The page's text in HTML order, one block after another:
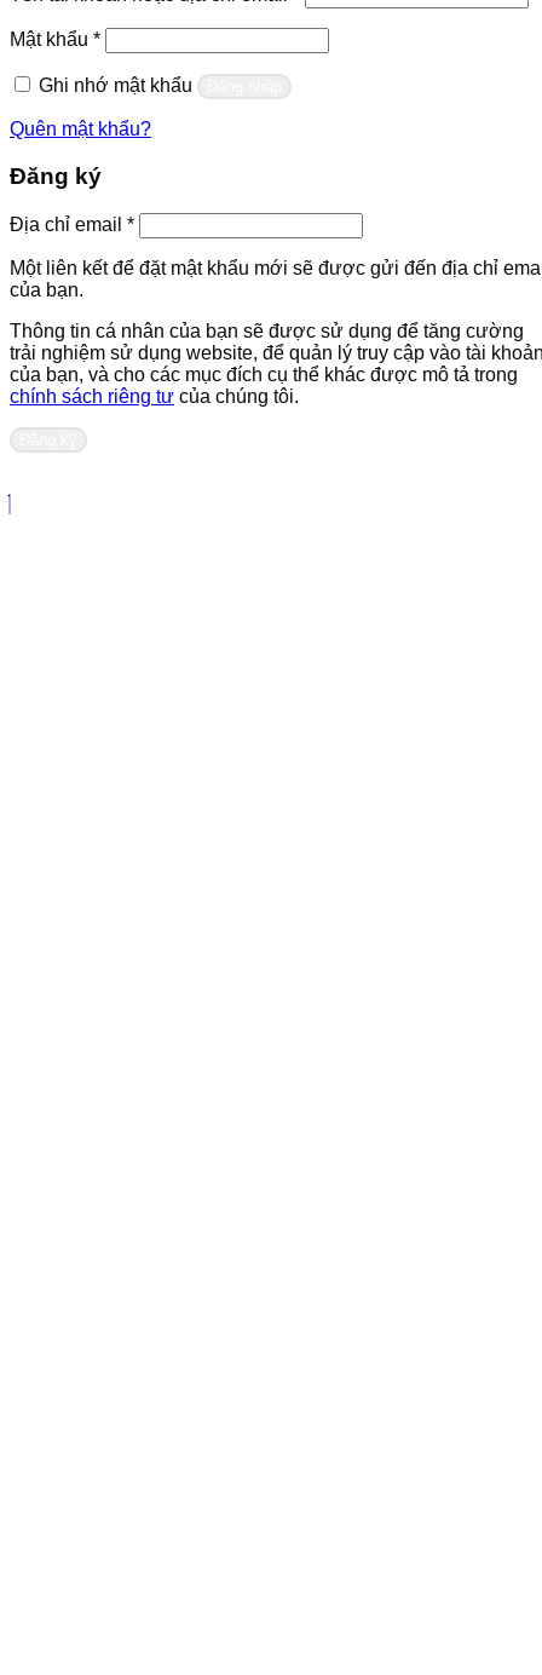
buộc
Mật khẩu *Bắt
buộc
Ghi nhớ mật khẩu
Quên mật khẩu?
Đăng ký
Địa chỉ email *Bắt
buộc
Một liên kết để đặt mật khẩu mới sẽ được gửi đến địa chỉ
của bạn.
Thông tin cá nhân của bạn sẽ được sử dụng để tăng cường
trải nghiệm sử dụng website, để quản lý truy cập vào tài
của bạn, và cho các mục đích cụ thể khác được mô tả trong
chính sách riêng tư của chúng tôi.